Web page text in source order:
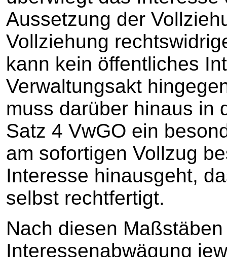
Aussetzung der
Vollziehung
kann kein öffentliches
Verwaltungsakt
muss darüber hinaus in
Satz 4 VwGO ein
am sofortigen Vollzug
Interesse hinausgeht,
selbst rechtfertigt.
Nach diesen
Interessenabwägung